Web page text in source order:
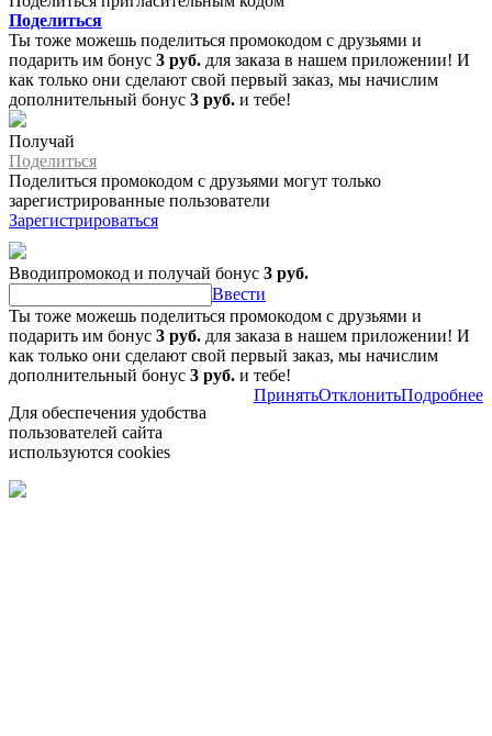
Поделиться
Ты тоже можешь поделиться промокодом с друзьями и
подарить им бонус 3 руб. для заказа в нашем приложении! И
как только они сделают свой первый заказ, мы начислим
дополнительный бонус 3 руб. и тебе!
Получай
Поделиться
Поделиться промокодом с друзьями могут только
зарегистрированные пользователи
Зарегистрироваться
Вводипромокод и получай бонус 3 руб.
Ввести
Ты тоже можешь поделиться промокодом с друзьями и
подарить им бонус 3 руб. для заказа в нашем приложении! И
как только они сделают свой первый заказ, мы начислим
дополнительный бонус 3 руб. и тебе!
Для обеспечения удобства
пользователей сайта
используются cookies
ПринятьОтклонитьПодробнее